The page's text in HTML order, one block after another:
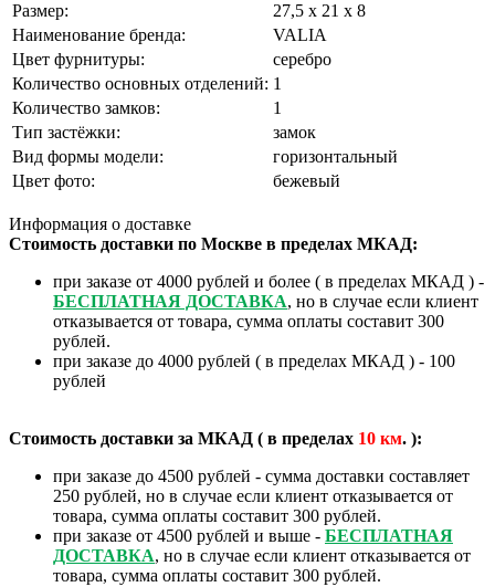
Размер:
27,5 x 21 x 8
Наименование бренда:
VALIA
Цвет фурнитуры:
серебро
Количество основных отделений: 1
Количество замков:
1
Тип застёжки:
замок
Вид формы модели:
горизонтальный
Цвет фото:
бежевый
Информация о доставке
Стоимость доставки по Москве в пределах МКАД:
при заказе от 4000 рублей и более ( в пределах МКАД ) -
БЕСПЛАТНАЯ ДОСТАВКА, но в случае если клиент
отказывается от товара, сумма оплаты составит 300
рублей.
при заказе до 4000 рублей ( в пределах МКАД ) - 100
рублей
Стоимость доставки за МКАД ( в пределах 10 км. ):
при заказе до 4500 рублей - сумма доставки составляет
250 рублей, но в случае если клиент отказывается от
товара, сумма оплаты составит 300 рублей.
при заказе от 4500 рублей и выше - БЕСПЛАТНАЯ
ДОСТАВКА, но в случае если клиент отказывается от
товара, сумма оплаты составит 300 рублей.
❄